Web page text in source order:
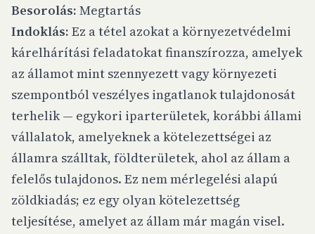
Besorolás: Megtartás
Indoklás: Ez a tétel azokat a környezetvédelmi
kárelhárítási feladatokat finanszírozza, amelyek
az államot mint szennyezett vagy környezeti
szempontból veszélyes ingatlanok tulajdonosát
terhelik — egykori iparterületek, korábbi állami
vállalatok, amelyeknek a kötelezettségei az
államra szálltak, földterületek, ahol az állam a
felelős tulajdonos. Ez nem mérlegelési alapú
zöldkiadás; ez egy olyan kötelezettség
teljesítése, amelyet az állam már magán visel.